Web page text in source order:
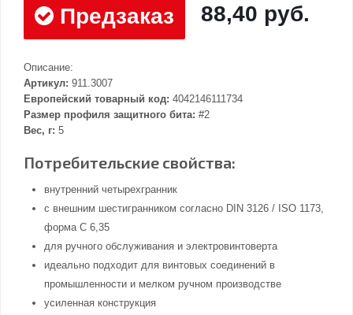
Предзаказ 88,40 руб.
Описание:
Артикул: 911.3007
Европейский товарный код: 4042146111734
Размер профиля защитного бита: #2
Вес, г: 5
Потребительские свойства:
внутренний четырехгранник
с внешним шестигранником согласно DIN 3126 / ISO 1173,
форма C 6,35
для ручного обслуживания и электровинтоверта
идеально подходит для винтовых соединений в
промышленности и мелком ручном производстве
усиленная конструкция